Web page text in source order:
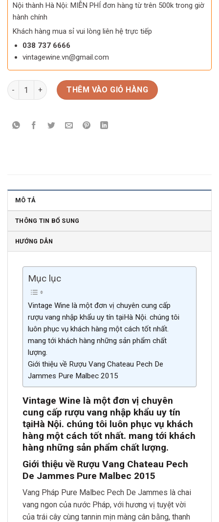
Nội thành Hà Nội: MIỄN PHÍ đơn hàng từ trên 500k trong giờ
hành chính
Khách hàng mua sỉ vui lòng liên hệ trực tiếp
038 737 6666
vintagewine.vn@gmail.com
Rượu Vang Pháp Chateau Pech De Jammes Pure Malbec
THÊM VÀO GIỎ HÀNG
MÔ TẢ
THÔNG TIN BỔ SUNG
HƯỚNG DẪN
Mục lục
Vintage Wine là một đơn vị chuyên cung cấp
rượu vang nhập khẩu uy tín tạiHà Nội. chúng tôi
luôn phục vụ khách hàng một cách tốt nhất.
mang tới khách hàng những sản phẩm chất
lượng.
Giới thiệu về Rượu Vang Chateau Pech De
Jammes Pure Malbec 2015
Vintage Wine là một đơn vị chuyên
cung cấp rượu vang nhập khẩu uy tín
tạiHà Nội. chúng tôi luôn phục vụ khách
hàng một cách tốt nhất. mang tới khách
hàng những sản phẩm chất lượng.
Giới thiệu về Rượu Vang Chateau Pech
De Jammes Pure Malbec 2015
Vang Pháp Pure Malbec Pech De Jammes là chai
vang ngon của nước Pháp, với hương vị tuyệt vời
của trái cây cùng tannin mịn màng cân bằng, thanh